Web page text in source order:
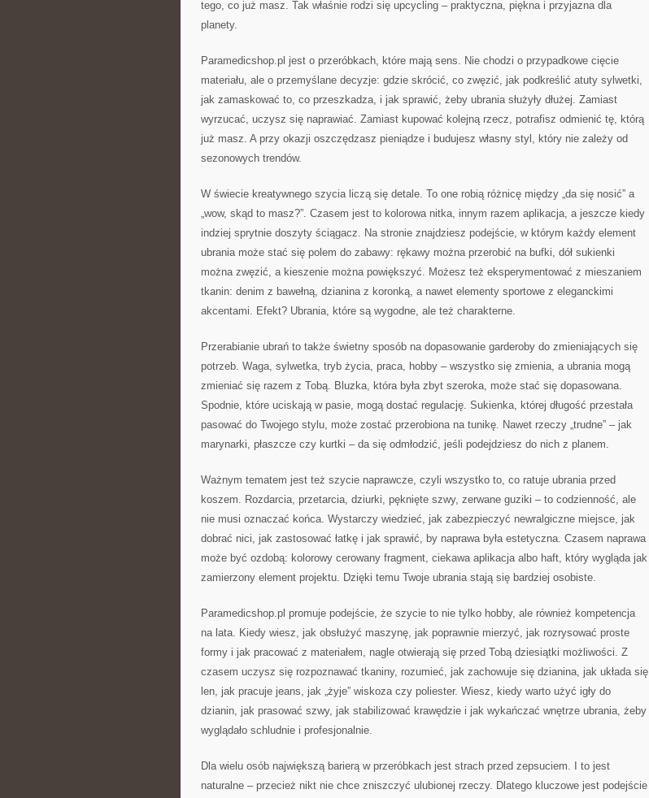
tego, co już masz. Tak właśnie rodzi się upcycling – praktyczna, piękna i przyjazna dla
planety.
Paramedicshop.pl jest o przeróbkach, które mają sens. Nie chodzi o przypadkowe cięcie
materiału, ale o przemyślane decyzje: gdzie skrócić, co zwęzić, jak podkreślić atuty sylwetki,
jak zamaskować to, co przeszkadza, i jak sprawić, żeby ubrania służyły dłużej. Zamiast
wyrzucać, uczysz się naprawiać. Zamiast kupować kolejną rzecz, potrafisz odmienić tę, którą
już masz. A przy okazji oszczędzasz pieniądze i budujesz własny styl, który nie zależy od
sezonowych trendów.
W świecie kreatywnego szycia liczą się detale. To one robią różnicę między „da się nosić” a
„wow, skąd to masz?”. Czasem jest to kolorowa nitka, innym razem aplikacja, a jeszcze kiedy
indziej sprytnie doszyty ściągacz. Na stronie znajdziesz podejście, w którym każdy element
ubrania może stać się polem do zabawy: rękawy można przerobić na bufki, dół sukienki
można zwęzić, a kieszenie można powiększyć. Możesz też eksperymentować z mieszaniem
tkanin: denim z bawełną, dzianina z koronką, a nawet elementy sportowe z eleganckimi
akcentami. Efekt? Ubrania, które są wygodne, ale też charakterne.
Przerabianie ubrań to także świetny sposób na dopasowanie garderoby do zmieniających się
potrzeb. Waga, sylwetka, tryb życia, praca, hobby – wszystko się zmienia, a ubrania mogą
zmieniać się razem z Tobą. Bluzka, która była zbyt szeroka, może stać się dopasowana.
Spodnie, które uciskają w pasie, mogą dostać regulację. Sukienka, której długość przestała
pasować do Twojego stylu, może zostać przerobiona na tunikę. Nawet rzeczy „trudne” – jak
marynarki, płaszcze czy kurtki – da się odmłodzić, jeśli podejdziesz do nich z planem.
Ważnym tematem jest też szycie naprawcze, czyli wszystko to, co ratuje ubrania przed
koszem. Rozdarcia, przetarcia, dziurki, pęknięte szwy, zerwane guziki – to codzienność, ale
nie musi oznaczać końca. Wystarczy wiedzieć, jak zabezpieczyć newralgiczne miejsce, jak
dobrać nici, jak zastosować łatkę i jak sprawić, by naprawa była estetyczna. Czasem naprawa
może być ozdobą: kolorowy cerowany fragment, ciekawa aplikacja albo haft, który wygląda jak
zamierzony element projektu. Dzięki temu Twoje ubrania stają się bardziej osobiste.
Paramedicshop.pl promuje podejście, że szycie to nie tylko hobby, ale również kompetencja
na lata. Kiedy wiesz, jak obsłużyć maszynę, jak poprawnie mierzyć, jak rozrysować proste
formy i jak pracować z materiałem, nagle otwierają się przed Tobą dziesiątki możliwości. Z
czasem uczysz się rozpoznawać tkaniny, rozumieć, jak zachowuje się dzianina, jak układa się
len, jak pracuje jeans, jak „żyje” wiskoza czy poliester. Wiesz, kiedy warto użyć igły do
dzianin, jak prasować szwy, jak stabilizować krawędzie i jak wykańczać wnętrze ubrania, żeby
wyglądało schludnie i profesjonalnie.
Dla wielu osób największą barierą w przeróbkach jest strach przed zepsuciem. I to jest
naturalne – przecież nikt nie chce zniszczyć ulubionej rzeczy. Dlatego kluczowe jest podejście